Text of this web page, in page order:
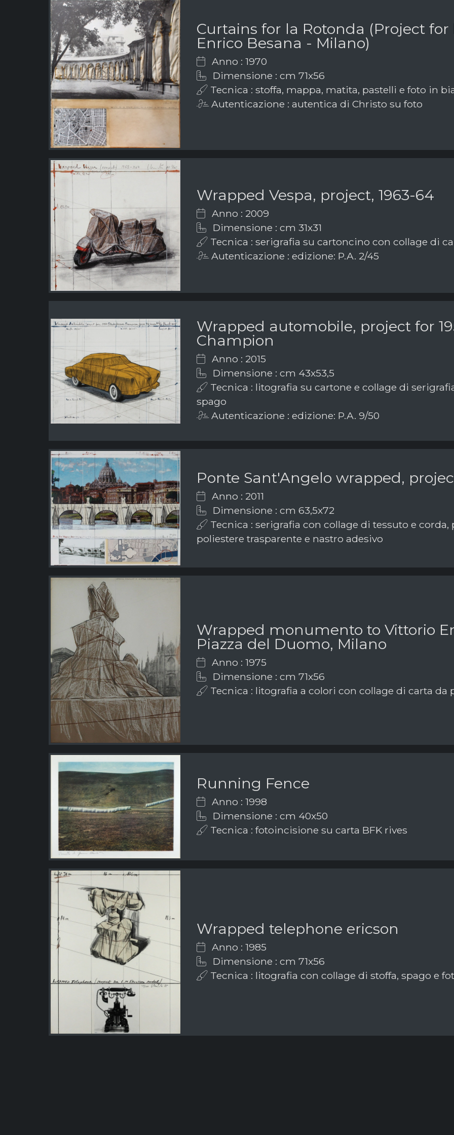
Curtains for la Rotonda (Project for
Enrico Besana - Milano)
Anno : 1970
Dimensione : cm 71x56
Tecnica : stoffa, mappa, matita, pastelli e foto in
Autenticazione : autentica di Christo su foto
Wrapped Vespa, project, 1963-64
Anno : 2009
Dimensione : cm 31x31
Tecnica : serigrafia su cartoncino con collage di
Autenticazione : edizione: P.A. 2/45
Wrapped automobile, project for
Champion
Anno : 2015
Dimensione : cm 43x53,5
Tecnica : litografia su cartone e collage di
spago
Autenticazione : edizione: P.A. 9/50
Ponte Sant'Angelo wrapped,
Anno : 2011
Dimensione : cm 63,5x72
Tecnica : serigrafia con collage di tessuto e
poliestere trasparente e nastro adesivo
Wrapped monumento to Vittorio
Piazza del Duomo, Milano
Anno : 1975
Dimensione : cm 71x56
Tecnica : litografia a colori con collage di carta da
Running Fence
Anno : 1998
Dimensione : cm 40x50
Tecnica : fotoincisione su carta BFK rives
Wrapped telephone ericson
Anno : 1985
Dimensione : cm 71x56
Tecnica : litografia con collage di stoffa, spago e